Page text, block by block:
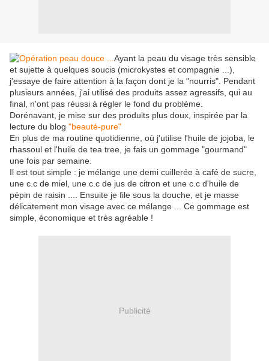
Ayant la peau du visage très sensible
et sujette à quelques soucis (microkystes et compagnie ...),
j'essaye de faire attention à la façon dont je la "nourris". Pendant
plusieurs années, j'ai utilisé des produits assez agressifs, qui au
final, n'ont pas réussi à régler le fond du problème.
Dorénavant, je mise sur des produits plus doux, inspirée par la
lecture du blog "beauté-pure"
En plus de ma routine quotidienne, où j'utilise l'huile de jojoba, le
rhassoul et l'huile de tea tree, je fais un gommage "gourmand"
une fois par semaine.
Il est tout simple : je mélange une demi cuillerée à café de sucre,
une c.c de miel, une c.c de jus de citron et une c.c d'huile de
pépin de raisin .... Ensuite je file sous la douche, et je masse
délicatement mon visage avec ce mélange ... Ce gommage est
simple, économique et très agréable !
Publicité